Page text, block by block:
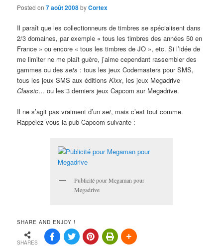
Posted on7 août 2008byCortex
Il paraît que les collectionneurs de timbres se spécialisent dans
2/3 domaines, par exemple « tous les timbres des années 50 en
France » ou encore « tous les timbres de JO », etc. Si l’idée de
me limiter ne me plaît guère, j’aime cependant rassembler des
gammes ou dessets : tous les jeux Codemasters pour SMS,
tous les jeux SMS aux éditionsKixx, les jeux Megadrive
Classic… ou les 3 derniers jeux Capcom sur Megadrive.
Il ne s’agit pas vraiment d’unset, mais c’est tout comme.
Rappelez-vous la pub Capcom suivante :
Publicité pour Megaman pour
Megadrive
SHARE AND ENJOY !
SHARES